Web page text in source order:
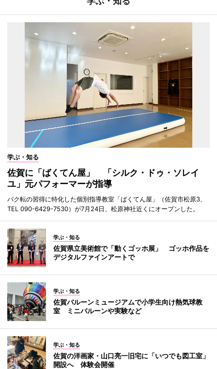
学ぶ・知る
佐賀に「ばくてん屋」 「シルク・ドゥ・ソレイ
ユ」元パフォーマーが指導
バク転の習得に特化した個別指導教室「ばくてん屋」（佐賀市松原3、
TEL 090-6429-7530）が7月24日、松原神社近くにオープンした。
学ぶ・知る
佐賀県立美術館で「動くゴッホ展」 ゴッホ作品を
デジタルファインアートで
学ぶ・知る
佐賀バルーンミュージアムで小学生向け熱気球教
室 ミニバルーンや実験など
学ぶ・知る
佐賀の洋画家・山口亮一旧宅に「いつでも図工室」
開設へ 体験会開催